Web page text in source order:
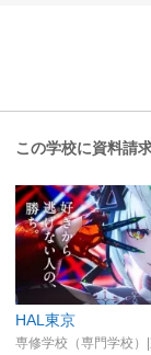
この学校に資料請
HAL東京
専修学校（専門学校）